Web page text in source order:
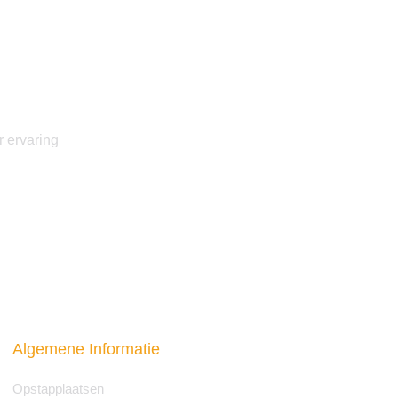
ervaring
Algemene Informatie
Opstapplaatsen